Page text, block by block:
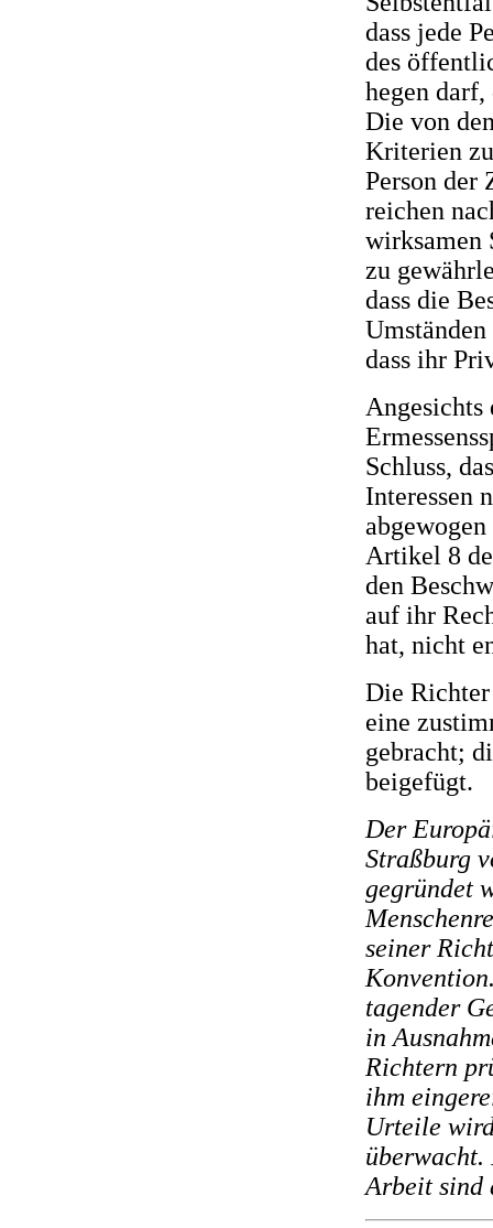
dass jede
des
hegen
Die von
Kriterien
Person der
reichen
wirksamen
zu
dass die
dass ihr
Angesichts
Schluss,
Interessen
Artikel 8
den
auf ihr
hat, nicht
Die
eine
gebracht;
beigefügt.
Der
Straßburg
gegründet
seiner
tagender
in
Richtern
ihm
Urteile
überwacht.
Arbeit sind